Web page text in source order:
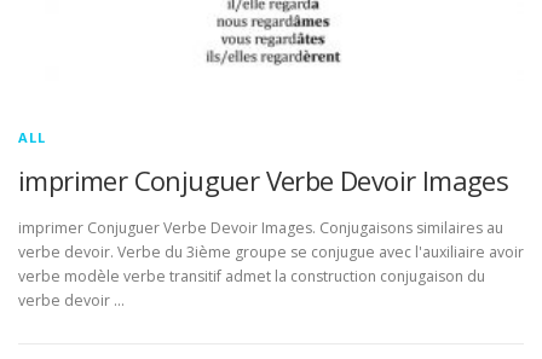
ALL
imprimer Conjuguer Verbe Devoir Images
imprimer Conjuguer Verbe Devoir Images. Conjugaisons similaires au
verbe devoir. Verbe du 3ième groupe se conjugue avec l'auxiliaire avoir
verbe modèle verbe transitif admet la construction conjugaison du
verbe devoir …